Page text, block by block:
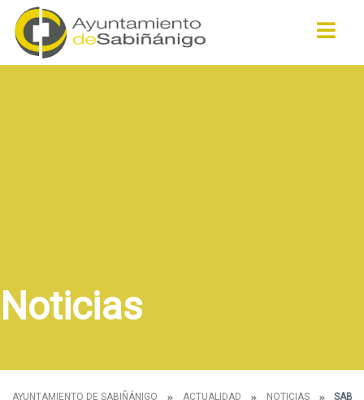
Noticias
AYUNTAMIENTO DE SABIÑÁNIGO ACTUALIDAD NOTICIAS